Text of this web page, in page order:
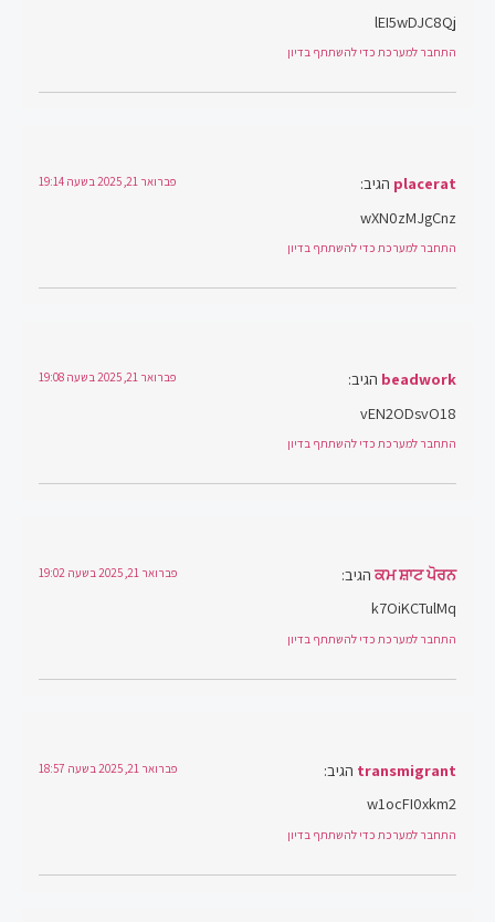
lEI5wDJC8Qj
התחבר למערכת כדי להשתתף בדיון
placerat הגיב: פברואר 21, 2025 בשעה 19:14
wXN0zMJgCnz
התחבר למערכת כדי להשתתף בדיון
beadwork הגיב: פברואר 21, 2025 בשעה 19:08
vEN2ODsvO18
התחבר למערכת כדי להשתתף בדיון
ਕਮ ਸ਼ਾਟ ਪੋਰਨ הגיב: פברואר 21, 2025 בשעה 19:02
k7OiKCTulMq
התחבר למערכת כדי להשתתף בדיון
transmigrant הגיב: פברואר 21, 2025 בשעה 18:57
w1ocFI0xkm2
התחבר למערכת כדי להשתתף בדיון